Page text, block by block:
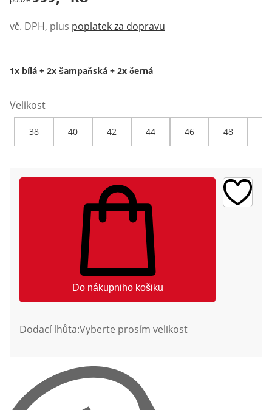
vč. DPH, plus poplatek za dopravu
1x bílá + 2x šampaňská + 2x černá
Velikost
38 40 42 44 46 48
Do nákupniho košiku
Dodací lhůta:Vyberte prosím velikost